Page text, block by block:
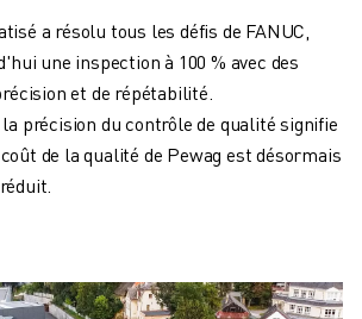
a résolu tous les défis de FANUC,
une inspection à 100 % avec des
et de répétabilité.
précision du contrôle de qualité signifie
de la qualité de Pewag est désormais